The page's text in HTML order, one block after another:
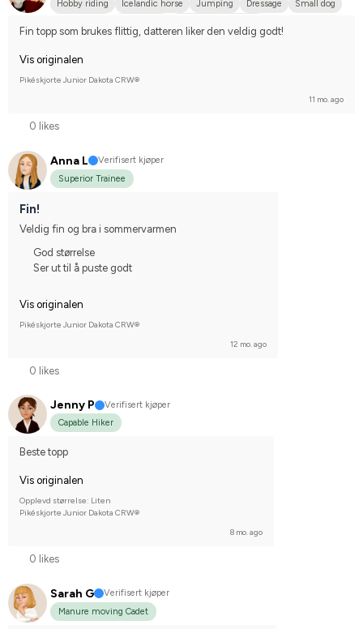
Hobby riding Icelandic horse Jumping Dressage
Small dog
Fin topp som brukes flittig, datteren liker den veldig godt!
Vis originalen
Pikéskjorte Junior Dakota CRW®
11 mo. ago
0 likes
Anna L
Verifisert kjøper
Superior Trainee
Fin!
Veldig fin og bra i sommervarmen
God størrelse
Ser ut til å puste godt
Vis originalen
Pikéskjorte Junior Dakota CRW®
12 mo. ago
0 likes
Jenny P
Verifisert kjøper
Capable Hiker
Beste topp
Vis originalen
Opplevd størrelse: Liten
Pikéskjorte Junior Dakota CRW®
8 mo. ago
0 likes
Sarah G
Verifisert kjøper
Manure moving Cadet